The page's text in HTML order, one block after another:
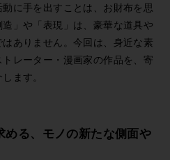
に手を出すことは、お財布を思
」や「表現」は、豪華な道具や
ありません。今回は、身近な素
レーター・漫画家の作品を、寄
ます。
める、モノの新たな側面や